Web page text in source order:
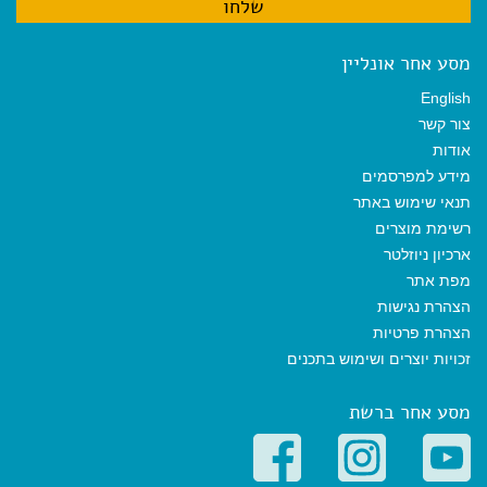
מסע אחר אונליין
English
צור קשר
אודות
מידע למפרסמים
תנאי שימוש באתר
רשימת מוצרים
ארכיון ניוזלטר
מפת אתר
הצהרת נגישות
הצהרת פרטיות
זכויות יוצרים ושימוש בתכנים
מסע אחר ברשת